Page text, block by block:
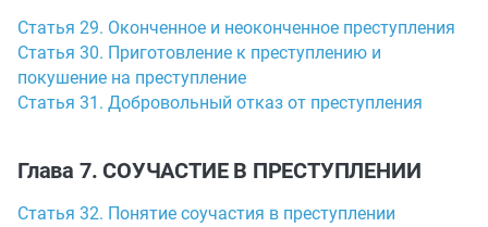
Статья 29. Оконченное и неоконченное преступления
Статья 30. Приготовление к преступлению и
покушение на преступление
Статья 31. Добровольный отказ от преступления
Глава 7. СОУЧАСТИЕ В ПРЕСТУПЛЕНИИ
Статья 32. Понятие соучастия в преступлении